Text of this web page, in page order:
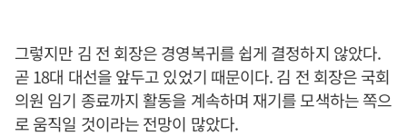
그렇지만 김 전 회장은 경영복귀를 쉽게 결정하지 않았다.
곧 18대 대선을 앞두고 있었기 때문이다. 김 전 회장은 국회
의원 임기 종료까지 활동을 계속하며 재기를 모색하는 쪽으
로 움직일 것이라는 전망이 많았다.